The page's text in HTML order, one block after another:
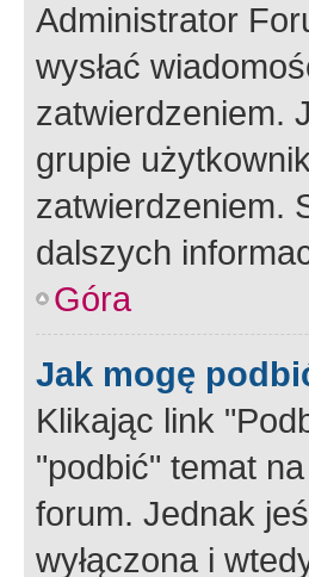
Administrator
wysłać
zatwierdzeniem.
grupie
zatwierdzeniem.
dalszych
Góra
Jak mogę
Klikając link
"podbić" temat
forum. Jednak
wyłączona i